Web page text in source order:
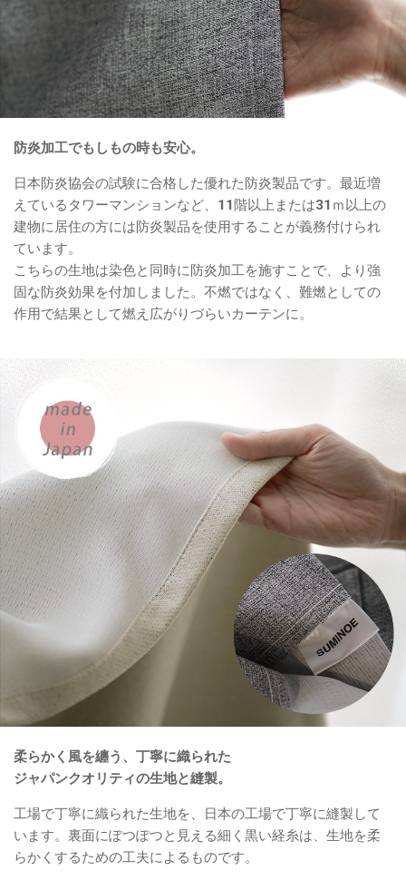
防炎加工でもしもの時も安心。
日本防炎協会の試験に合格した優れた防炎製品です。最近増
えているタワーマンションなど、11階以上または31ｍ以上の
建物に居住の方には防炎製品を使用することが義務付けられ
ています。
こちらの生地は染色と同時に防炎加工を施すことで、より強
固な防炎効果を付加しました。不燃ではなく、難燃としての
作用で結果として燃え広がりづらいカーテンに。
柔らかく風を纏う、丁寧に織られた
ジャパンクオリティの生地と縫製。
工場で丁寧に織られた生地を、日本の工場で丁寧に縫製して
います。裏面にぽつぽつと見える細く黒い経糸は、生地を柔
らかくするための工夫によるものです。